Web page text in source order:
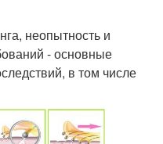
неопытность и
- основные
в том числе